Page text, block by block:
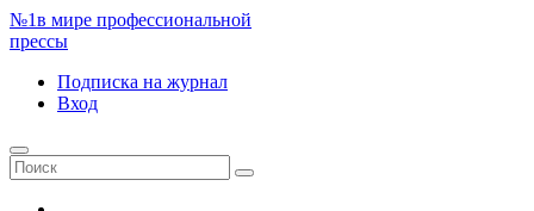
№1в мире профессиональной
прессы
Подписка на журнал
Вход